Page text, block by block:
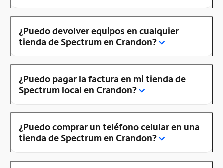
¿Puedo devolver equipos en cualquier
tienda de Spectrum en Crandon?
¿Puedo pagar la factura en mi tienda de
Spectrum local en Crandon?
¿Puedo comprar un teléfono celular en una
tienda de Spectrum en Crandon?